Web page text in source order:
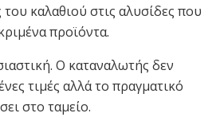
καλαθιού στις αλυσίδες που
προϊόντα.
Ο καταναλωτής δεν
τιμές αλλά το πραγματικό
στο ταμείο.